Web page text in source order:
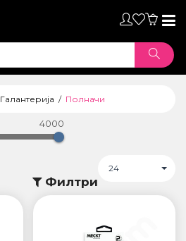
Галантерија Полначи
4000
24
Филтри